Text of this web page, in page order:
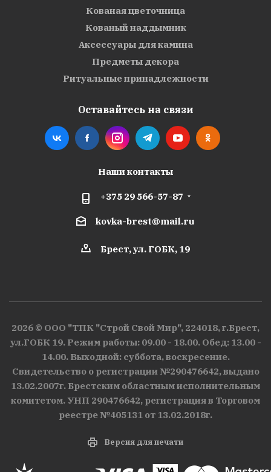
Кованая цветочница
Кованый наддымник
Аксессуары для камина
Предметы декора
Ритуальные принадлежности
Оставайтесь на связи
Наши контакты
+375 29 566-57-87
kovka-brest@mail.ru
Брест, ул. ГОБК, 19
2026 © ООО "ТПК "Строй Свой Мир", 224018, г.Брест,
ул.ГОБК 19. Режим работы: 09.00 - 18.00. Обед: 13.00 -
14.00. Выходной: суббота, воскресение.
Свидетельство о регистрации №290476642, выдано
13.02.2007г. Брестским областным исполнительным
комитетом. УНП 290476642, регистрация в Торговом
реестре №405131 от 13.02.2018г.
Версия для печати